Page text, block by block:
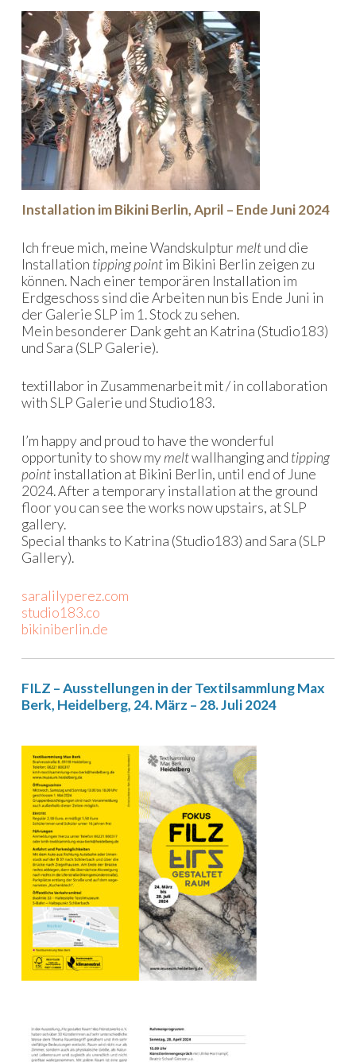
Installation im Bikini Berlin, April – Ende Juni 2024
Ich freue mich, meine Wandskulptur meltund die
Installation tipping pointim Bikini Berlin zeigen zu
können. Nach einer temporären Installation im
Erdgeschoss sind die Arbeiten nun bis Ende Juni in
der Galerie SLP im 1. Stock zu sehen.
Mein besonderer Dank geht an Katrina (Studio183)
und Sara (SLP Galerie).
textillabor in Zusammenarbeit mit / in collaboration
with SLP Galerie und Studio183.
I’m happy and proud to have the wonderful
opportunity to show mymeltwallhanging and tipping
pointinstallation at Bikini Berlin, until end of June
2024. After a temporary installation at the ground
floor you can see the works now upstairs, at SLP
gallery.
Special thanks to Katrina (Studio183) and Sara (SLP
Gallery).
saralilyperez.com
studio183.co
bikiniberlin.de
FILZ – Ausstellungen in der Textilsammlung Max
Berk, Heidelberg, 24. März – 28. Juli 2024